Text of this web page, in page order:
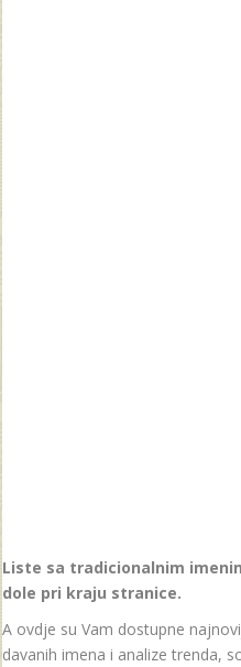
Liste sa tradicionalnim
dole pri kraju stranice.
A ovdje su Vam dostupne
davanih imena i analize trenda,